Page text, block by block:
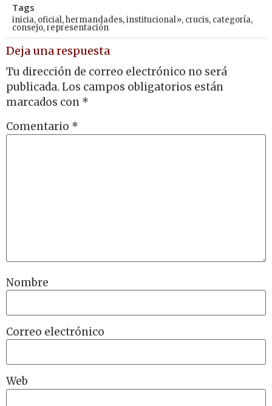
Tags
inicia, oficial,hermandades,institucional», crucis, categoría,
consejo,representación
Deja una respuesta
Tu dirección de correo electrónico no será
publicada. Los campos obligatorios están
marcados con *
Comentario *
Nombre
Correo electrónico
Web